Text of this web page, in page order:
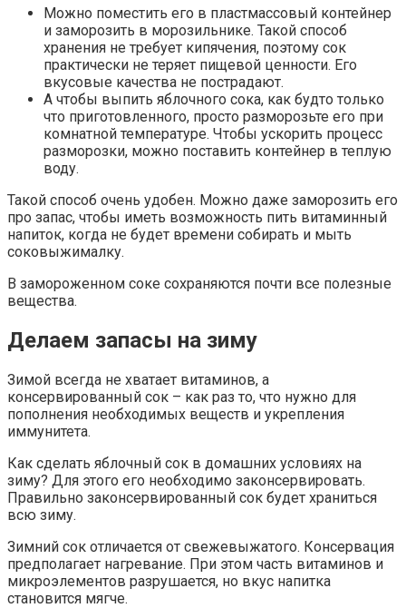
Можно поместить его в пластмассовый контейнер
и заморозить в морозильнике. Такой способ
хранения не требует кипячения, поэтому сок
практически не теряет пищевой ценности. Его
вкусовые качества не пострадают.
А чтобы выпить яблочного сока, как будто только
что приготовленного, просто разморозьте его при
комнатной температуре. Чтобы ускорить процесс
разморозки, можно поставить контейнер в теплую
воду.
Такой способ очень удобен. Можно даже заморозить его
про запас, чтобы иметь возможность пить витаминный
напиток, когда не будет времени собирать и мыть
соковыжималку.
В замороженном соке сохраняются почти все полезные
вещества.
Делаем запасы на зиму
Зимой всегда не хватает витаминов, а
консервированный сок – как раз то, что нужно для
пополнения необходимых веществ и укрепления
иммунитета.
Как сделать яблочный сок в домашних условиях на
зиму? Для этого его необходимо законсервировать.
Правильно законсервированный сок будет храниться
всю зиму.
Зимний сок отличается от свежевыжатого. Консервация
предполагает нагревание. При этом часть витаминов и
микроэлементов разрушается, но вкус напитка
становится мягче.